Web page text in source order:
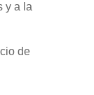
y a la
de